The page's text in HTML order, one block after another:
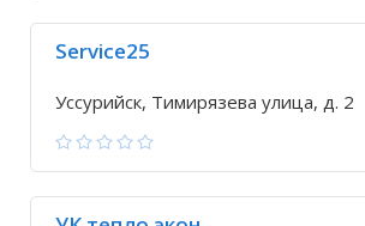
Service25
Уссурийск, Тимирязева улица, д. 2